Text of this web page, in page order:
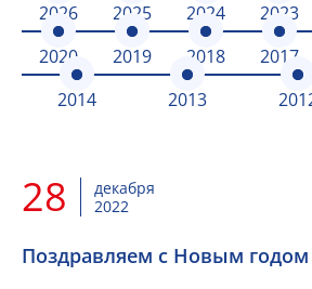
2026 2025 2024 2023
2020
2019 2018 2017
2014
2013
28
декабря
2022
Поздравляем с Новым